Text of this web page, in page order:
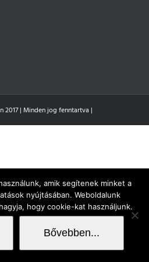
2017 | Minden jog fenntartva |
amik segítenek minket a
nyújtásában. Weboldalunk
hogy cookie-kat használjunk.
Bővebben...